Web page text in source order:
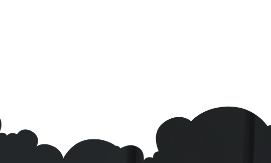
LYON MUNICIPALES 2026
Lire la publication